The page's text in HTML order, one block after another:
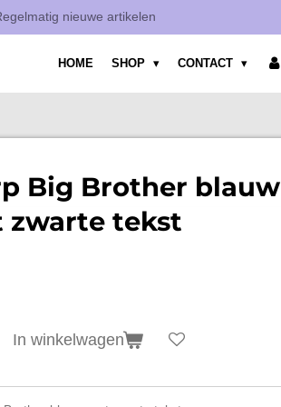
nieuwe artikelen
HOME SHOP CONTACT
Big Brother blauw
zwarte tekst
In winkelwagen